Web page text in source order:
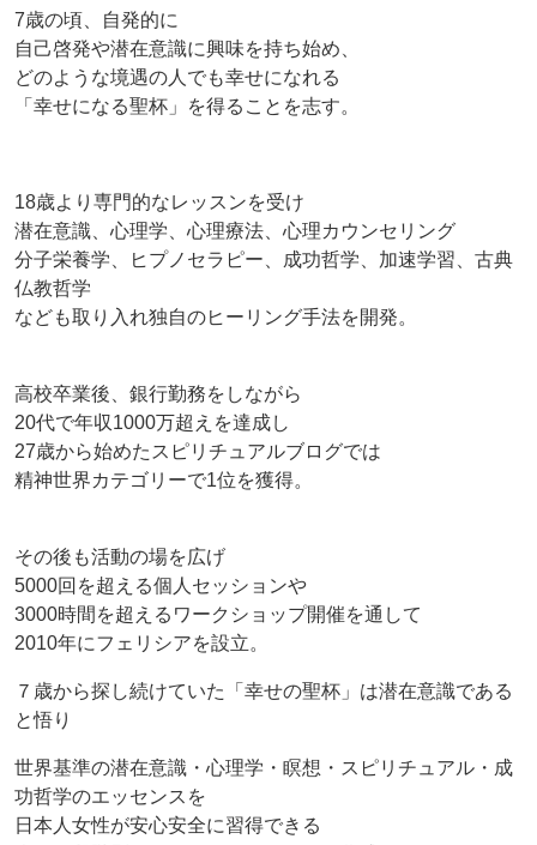
7歳の頃、自発的に
自己啓発や潜在意識に興味を持ち始め、
どのような境遇の人でも幸せになれる
「幸せになる聖杯」を得ることを志す。
18歳より専門的なレッスンを受け
潜在意識、心理学、心理療法、心理カウンセリング
分子栄養学、ヒプノセラピー、成功哲学、加速学習、古典
仏教哲学
なども取り入れ独自のヒーリング手法を開発。
高校卒業後、銀行勤務をしながら
20代で年収1000万超えを達成し
27歳から始めたスピリチュアルブログでは
精神世界カテゴリーで1位を獲得。
その後も活動の場を広げ
5000回を超える個人セッションや
3000時間を超えるワークショップ開催を通して
2010年にフェリシアを設立。
７歳から探し続けていた「幸せの聖杯」は潜在意識である
と悟り
世界基準の潜在意識・心理学・瞑想・スピリチュアル・成
功哲学のエッセンスを
日本人女性が安心安全に習得できる